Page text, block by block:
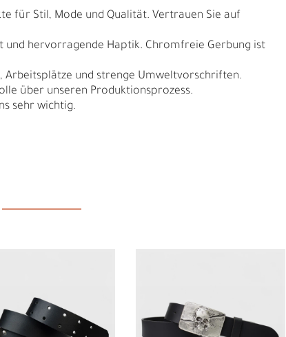
für Stil, Mode und Qualität. Vertrauen Sie auf
und hervorragende Haptik. Chromfreie Gerbung ist
Arbeitsplätze und strenge Umweltvorschriften.
über unseren Produktionsprozess.
sehr wichtig.